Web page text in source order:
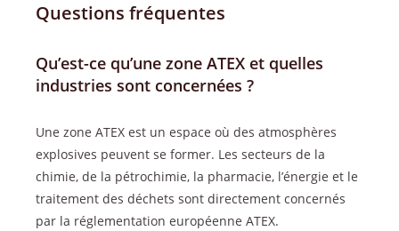
Questions fréquentes
Qu’est-ce qu’une zone ATEX et quelles
industries sont concernées ?
Une zone ATEX est un espace où des atmosphères
explosives peuvent se former. Les secteurs de la
chimie, de la pétrochimie, la pharmacie, l’énergie et le
traitement des déchets sont directement concernés
par la réglementation européenne ATEX.